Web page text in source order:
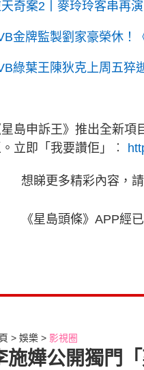
奇案2丨麥玲玲客串再
金牌監製劉家豪榮休！
綠葉王陳狄克上周五猝
星島申訴王》推出全新
立即「我要讚佢」︰
想睇更多精彩內容，
《星島頭條》APP經
娛樂 影視圈
施嬅公開獨門